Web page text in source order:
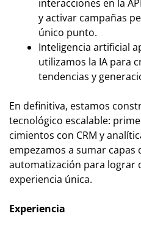
interacciones en la
y activar campañas
único punto.
Inteligencia artificial
utilizamos la IA para
tendencias y
En definitiva, estamos
tecnológico escalable:
cimientos con CRM y
empezamos a sumar capas
automatización para lograr
experiencia única.
Experiencia